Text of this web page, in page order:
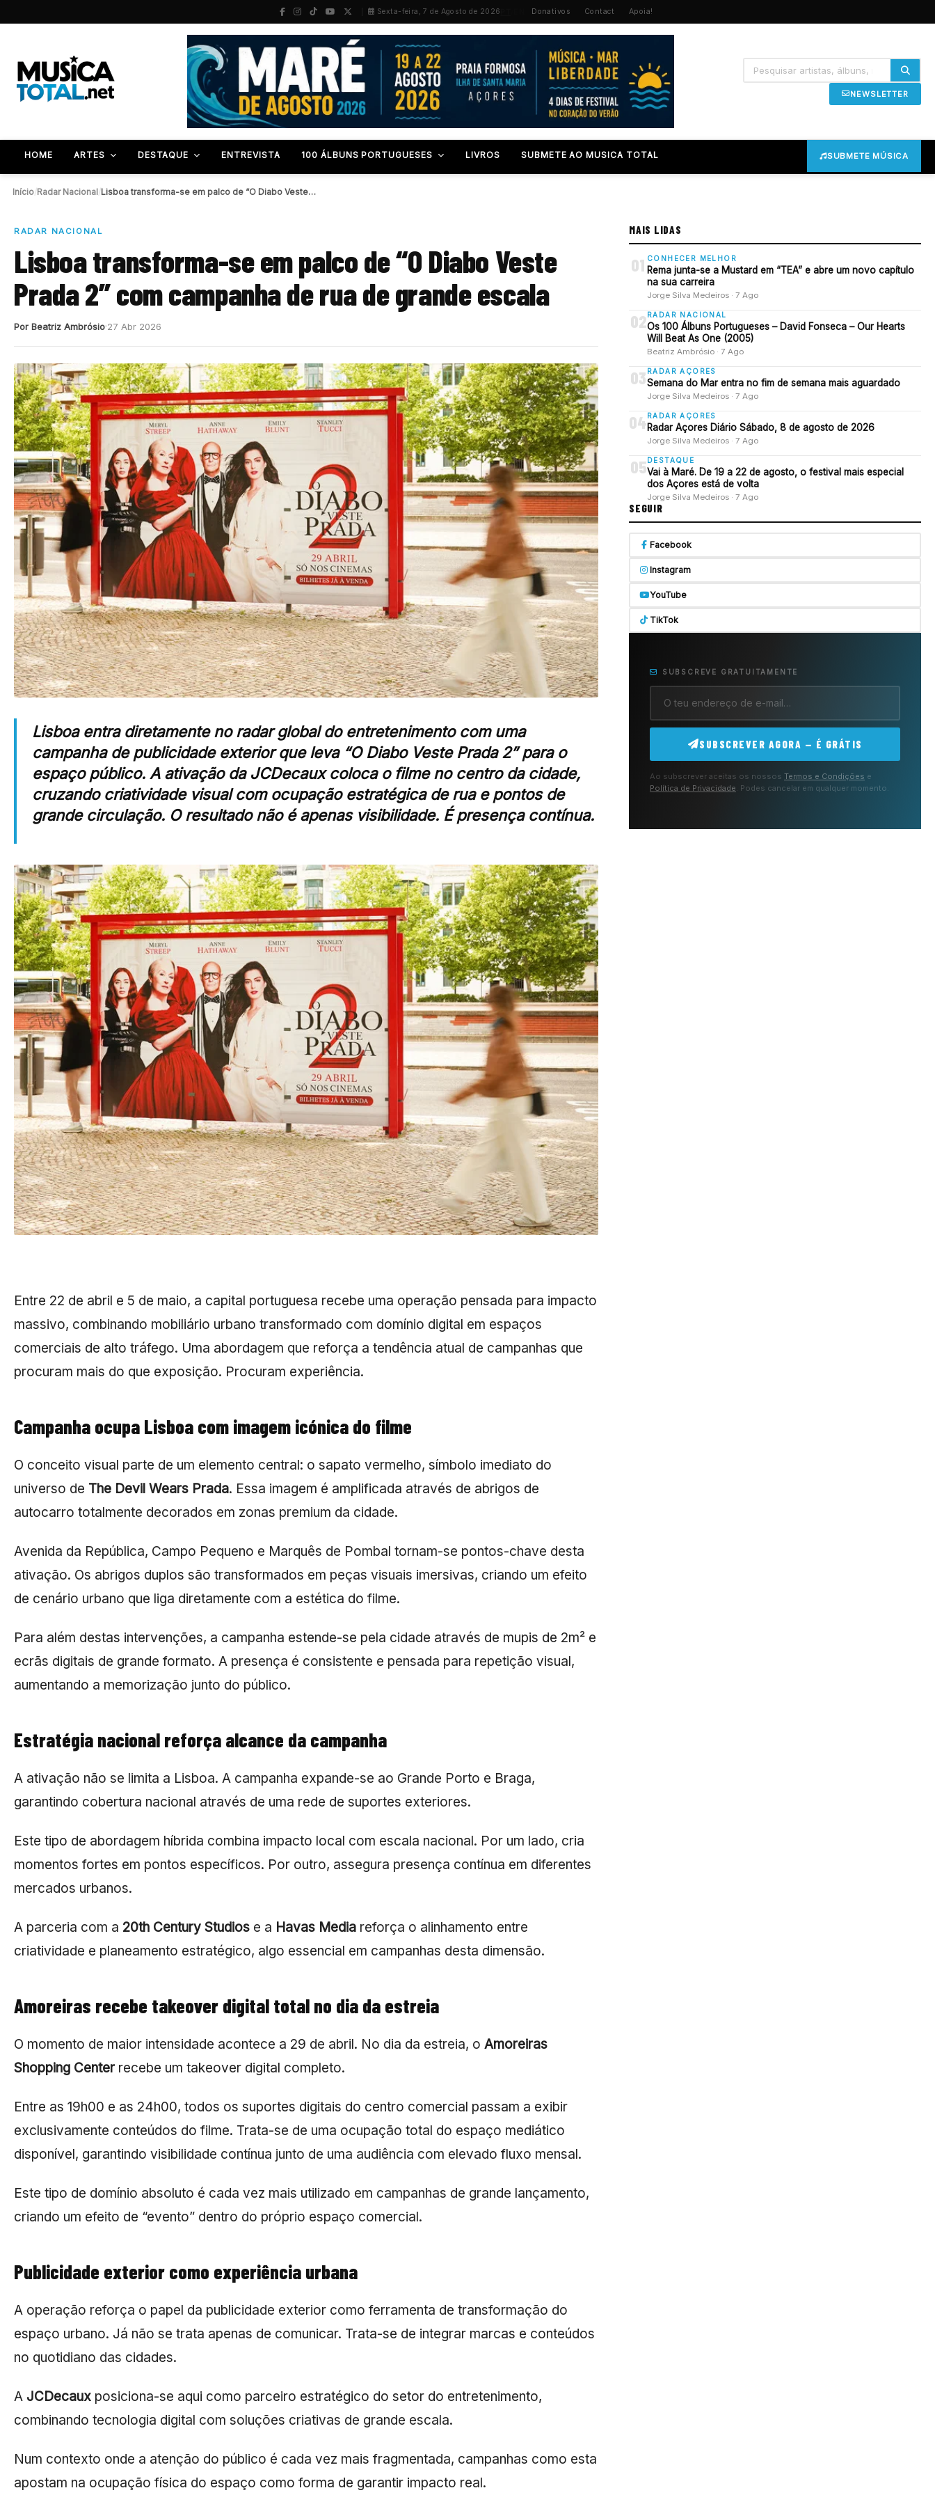
Sexta-feira, 7 de Agosto de 2026 Donativos Contact Apoia!
NEWSLETTER
HOME ARTES DESTAQUE ENTREVISTA 100 ÁLBUNS PORTUGUESES LIVROS SUBMETE AO MUSICA TOTAL SUBMETE MÚSICA
Início Radar Nacional Lisboa transforma-se em palco de “O Diabo Veste…
RADAR NACIONAL
Lisboa transforma-se em palco de “O Diabo Veste
Prada 2” com campanha de rua de grande escala
Por Beatriz Ambrósio 27 Abr 2026
Lisboa entra diretamente no radar global do entretenimento com uma
campanha de publicidade exterior que leva “O Diabo Veste Prada 2”para o
espaço público. A ativação da JCDecauxcoloca o filme no centro da cidade,
cruzando criatividade visual com ocupação estratégica de rua e pontos de
grande circulação. O resultado não é apenas visibilidade. É presença contínua.
Entre 22 de abril e 5 de maio, a capital portuguesa recebe uma operação pensada para impacto
massivo, combinando mobiliário urbano transformado com domínio digital em espaços
comerciais de alto tráfego. Uma abordagem que reforça a tendência atual de campanhas que
procuram mais do que exposição. Procuram experiência.
Campanha ocupa Lisboa com imagem icónica do filme
O conceito visual parte de um elemento central: o sapato vermelho, símbolo imediato do
universo de The Devil Wears Prada. Essa imagem é amplificada através de abrigos de
autocarro totalmente decorados em zonas premium da cidade.
Avenida da República, Campo Pequeno e Marquês de Pombal tornam-se pontos-chave desta
ativação. Os abrigos duplos são transformados em peças visuais imersivas, criando um efeito
de cenário urbano que liga diretamente com a estética do filme.
Para além destas intervenções, a campanha estende-se pela cidade através de mupis de 2m² e
ecrãs digitais de grande formato. A presença é consistente e pensada para repetição visual,
aumentando a memorização junto do público.
Estratégia nacional reforça alcance da campanha
A ativação não se limita a Lisboa. A campanha expande-se ao Grande Porto e Braga,
garantindo cobertura nacional através de uma rede de suportes exteriores.
Este tipo de abordagem híbrida combina impacto local com escala nacional. Por um lado, cria
momentos fortes em pontos específicos. Por outro, assegura presença contínua em diferentes
mercados urbanos.
A parceria com a 20th Century Studios e a Havas Media reforça o alinhamento entre
criatividade e planeamento estratégico, algo essencial em campanhas desta dimensão.
Amoreiras recebe takeover digital total no dia da estreia
O momento de maior intensidade acontece a 29 de abril. No dia da estreia, o Amoreiras
Shopping Centerrecebe um takeover digital completo.
Entre as 19h00 e as 24h00, todos os suportes digitais do centro comercial passam a exibir
exclusivamente conteúdos do filme. Trata-se de uma ocupação total do espaço mediático
disponível, garantindo visibilidade contínua junto de uma audiência com elevado fluxo mensal.
Este tipo de domínio absoluto é cada vez mais utilizado em campanhas de grande lançamento,
criando um efeito de “evento” dentro do próprio espaço comercial.
Publicidade exterior como experiência urbana
A operação reforça o papel da publicidade exterior como ferramenta de transformação do
espaço urbano. Já não se trata apenas de comunicar. Trata-se de integrar marcas e conteúdos
no quotidiano das cidades.
A JCDecaux posiciona-se aqui como parceiro estratégico do setor do entretenimento,
combinando tecnologia digital com soluções criativas de grande escala.
Num contexto onde a atenção do público é cada vez mais fragmentada, campanhas como esta
apostam na ocupação física do espaço como forma de garantir impacto real.
MAIS LIDAS
01 CONHECER MELHOR
Rema junta-se a Mustard em “TEA” e abre um novo capítulo
na sua carreira
Jorge Silva Medeiros · 7 Ago
02 RADAR NACIONAL
Os 100 Álbuns Portugueses – David Fonseca – Our Hearts
Will Beat As One (2005)
Beatriz Ambrósio · 7 Ago
03 RADAR AÇORES
Semana do Mar entra no fim de semana mais aguardado
Jorge Silva Medeiros · 7 Ago
04RADAR AÇORES
Radar Açores Diário Sábado, 8 de agosto de 2026
Jorge Silva Medeiros · 7 Ago
05 DESTAQUE
Vai à Maré. De 19 a 22 de agosto, o festival mais especial
dos Açores está de volta
Jorge Silva Medeiros · 7 Ago
SEGUIR
Facebook
Instagram
YouTube
TikTok
SUBSCREVE GRATUITAMENTE
SUBSCREVER AGORA — É GRÁTIS
Ao subscrever aceitas os nossos Termos e Condições e
Política de Privacidade . Podes cancelar em qualquer momento.